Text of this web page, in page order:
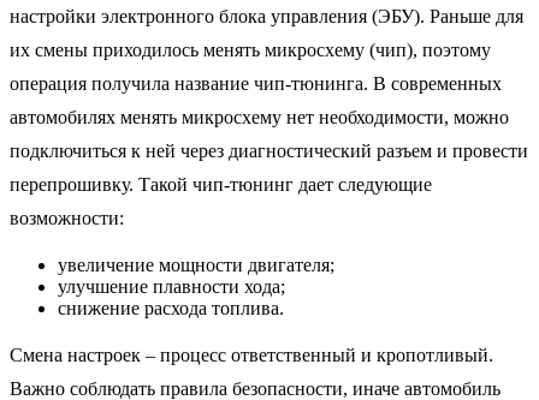
настройки электронного блока управления (ЭБУ). Раньше для
их смены приходилось менять микросхему (чип), поэтому
операция получила название чип-тюнинга. В современных
автомобилях менять микросхему нет необходимости, можно
подключиться к ней через диагностический разъем и провести
перепрошивку. Такой чип-тюнинг дает следующие
возможности:
увеличение мощности двигателя;
улучшение плавности хода;
снижение расхода топлива.
Смена настроек – процесс ответственный и кропотливый.
Важно соблюдать правила безопасности, иначе автомобиль